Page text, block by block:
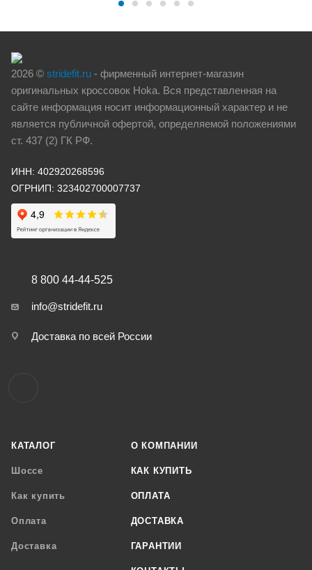
2026 © stridefit.ru - фирменный интернет-магазин
оригинальных кроссовок Hoka. Вся представленная на
сайте информация носит информационный характер и не
является публичной офертой, определяемой положениями
ст. 437 (2) ГК РФ.
ИНН: 402920268596
ОГРНИП: 323402700007737
КАТАЛОГ
Шоссе
Как купить
Оплата
Доставка
О КОМПАНИИ
КАК КУПИТЬ
ОПЛАТА
ДОСТАВКА
ГАРАНТИИ
8 800 44-44-525
info@stridefit.ru
Доставка по всей России